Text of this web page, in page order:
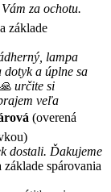
za ochotu.
základe
lampa
a úplne sa
určite si
veľa
(overená
dostali. Ďakujeme
základe spárovania